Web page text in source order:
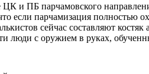
ЦК и ПБ парчамовского
если парчамизация полностью
сейчас составляют
люди с оружием в руках,